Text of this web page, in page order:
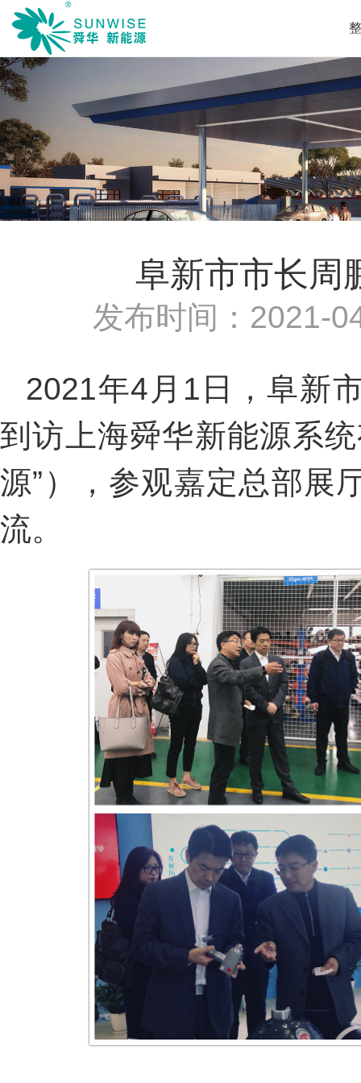
阜新市市长周
发布时间： 2021-
2021年4月1日，阜新
到访上海舜华新能源系
源”），参观嘉定总部展
流。